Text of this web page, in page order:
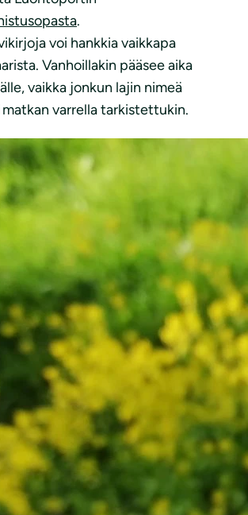
.
voi hankkia vaikkapa
Vanhoillakin pääsee aika
vaikka jonkun lajin nimeä
matkan varrella tarkistettukin.